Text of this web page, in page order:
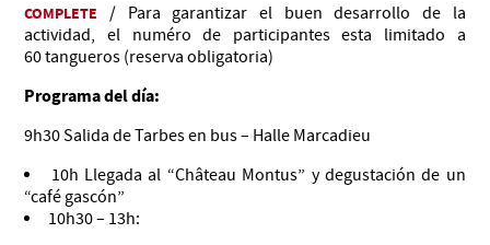
COMPLETE
/ Para garantizar el buen desarrollo de la
actividad, el numéro de participantes esta limitado a
60 tangueros (reserva obligatoria)
Programa del día:
9h30 Salida de Tarbes en bus – Halle Marcadieu
​10h Llegada al “Château Montus” y degustación de un
“café gascón”
10h30 – 13h: